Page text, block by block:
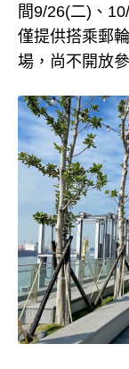
間9/26(二)、
僅提供搭乘郵
場，尚不開放